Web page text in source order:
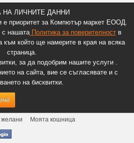
НА ЛИЧНИТЕ ДАННИ
е приоритет за Компютър маркет ЕООД.
с нашатаПолитика за поверителноств
към който ще намерите в края на всяка
страница.
за да подобрим нашите услуги .
на сайта, вие се съгласявате и с
на бисквитки.
желани
Моята кошница